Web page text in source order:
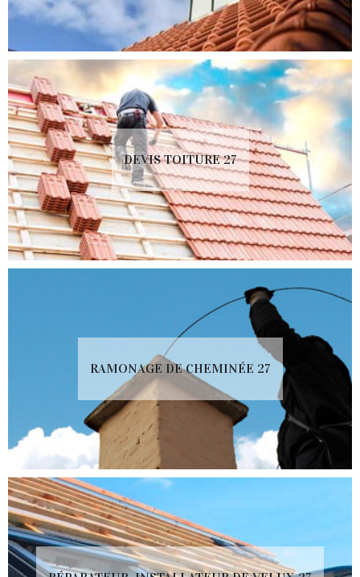
DEVIS TOITURE 27
RAMONAGE DE CHEMINÉE 27